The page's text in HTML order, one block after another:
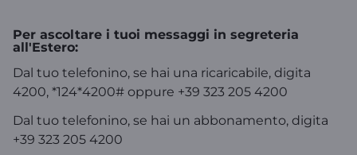
Per ascoltare i tuoi messaggi in segreteria
all'Estero:
Dal tuo telefonino, se hai una ricaricabile, digita
4200, *124*4200# oppure +39 323 205 4200
Dal tuo telefonino, se hai un abbonamento, digita
+39 323 205 4200